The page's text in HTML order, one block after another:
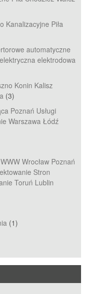
Kanalizacyjne Piła
automatyczne
elektrodowa
Konin Kalisz
(3)
Poznań Usługi
Warszawa Łódź
Wrocław Poznań
Stron
Toruń Lublin
(1)